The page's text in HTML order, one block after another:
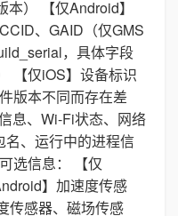
） 【仅Android】
、GAID（仅GMS
，具体字段
【仅iOS】设备标识
版本不同而存在差
息、Wi-Fi状态、网络
、运行中的进程信
选信息： 【仅
】加速度传感
传感器、磁场传感